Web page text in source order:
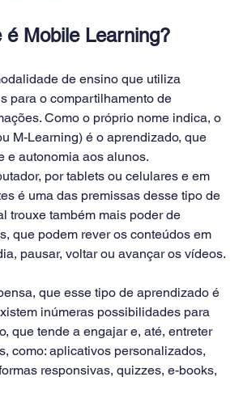
é Mobile Learning?
de ensino que utiliza
para o compartilhamento de
Como o próprio nome indica, o
M-Learning) é o aprendizado, que
e autonomia aos alunos.
por tablets ou celulares e em
é uma das premissas desse tipo de
trouxe também mais poder de
que podem rever os conteúdos em
pausar, voltar ou avançar os vídeos.
que esse tipo de aprendizado é
inúmeras possibilidades para
que tende a engajar e, até, entreter
como: aplicativos personalizados,
responsivas, quizzes, e-books,